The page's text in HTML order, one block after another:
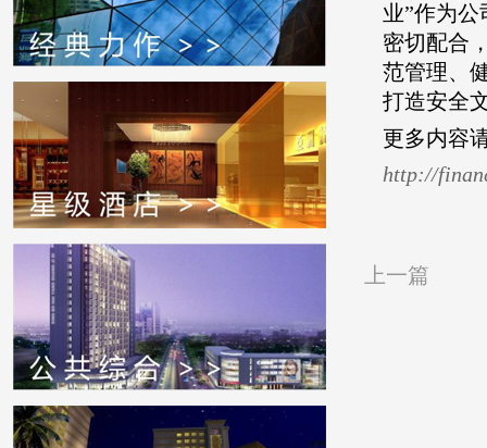
业”作为
密切配合
范管理、
打造安全
更多内容
http://
上一篇